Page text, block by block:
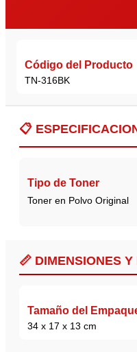
Código del Producto
TN-316BK
📋
Tipo de Toner
Toner en Polvo Original
📏 DIMENSIONES Y
Tamaño del
34 x 17 x 13 cm